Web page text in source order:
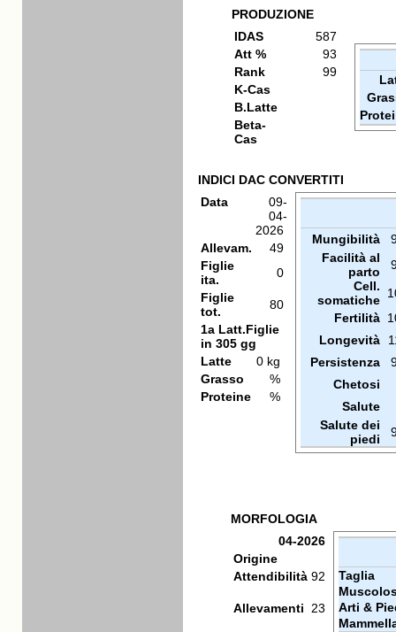
PRODUZIONE
IDAS
587
Att %
93
Rank
99
K-Cas
B.Latte
Beta-
Cas
INDICI DAC CONVERTITI
Data
09-
04-
2026
Allevam.
49
Figlie
ita.
0
Figlie
tot.
80
1a Latt.Figlie
in 305 gg
Latte
0 kg
Grasso
%
Proteine
%
Mungibilità
Facilità al
parto
Cell.
somatiche
Fertilità
Longevità
Persistenza
Chetosi
Salute
Salute dei
piedi
MORFOLOGIA
04-2026
Origine
Attendibilità 92
Allevamenti 23
Taglia
Arti &